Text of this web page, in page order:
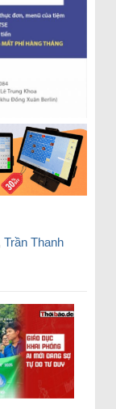
Trần Thanh